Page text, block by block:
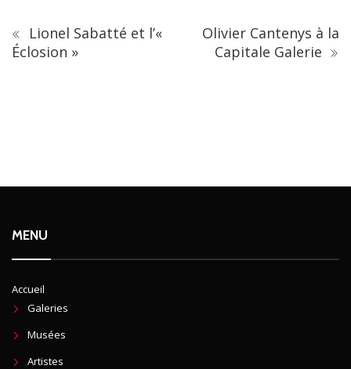
Lionel Sabatté et l’«
Éclosion »
Olivier Cantenys à la
Capitale Galerie
MENU
Accueil
Galeries
Musées
Artistes